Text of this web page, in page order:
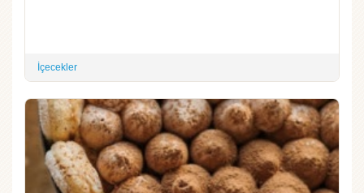
İçecekler